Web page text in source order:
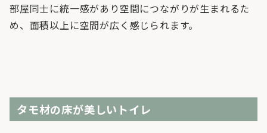
部屋同士に統一感があり空間につながりが生まれるた
め、面積以上に空間が広く感じられます。
タモ材の床が美しいトイレ